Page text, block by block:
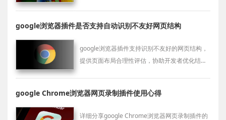
google浏览器插件是否支持自动识别不友好网页结构
google浏览器插件支持识别不友好的网页结构，
提供页面布局合理性评估，协助开发者优化结构
google Chrome浏览器网页录制插件使用心得
详细分享google Chrome浏览器网页录制插件的